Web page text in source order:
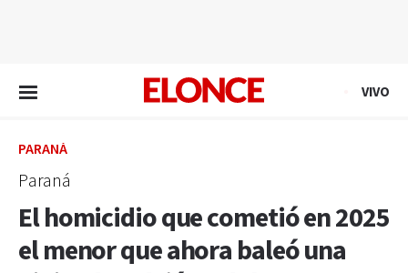
VIVO
PARANÁ
Paraná
El homicidio que cometió en 2025
el menor que ahora baleó una